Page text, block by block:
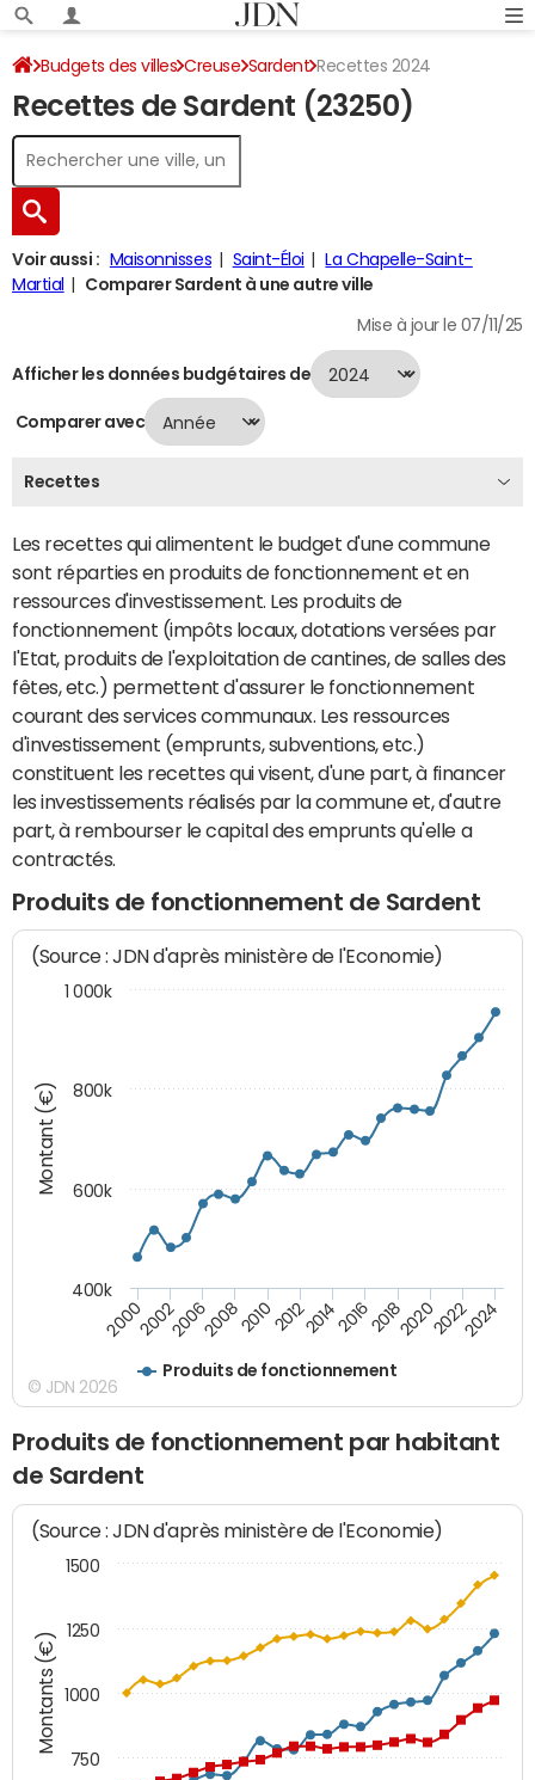
Budgets des villes Creuse Sardent Recettes 2024
Recettes de Sardent (23250)
Voir aussi : Maisonnisses Saint-Éloi
La Chapelle-Saint-
Martial
Comparer Sardent à une autre ville
Mise à jour le 07/11/25
Afficher les données budgétaires de
Comparer avec
Recettes
Les recettes qui alimentent le budget d'une commune
sont réparties en produits de fonctionnement et en
ressources d'investissement. Les produits de
fonctionnement (impôts locaux, dotations versées par
l'Etat, produits de l'exploitation de cantines, de salles des
fêtes, etc.) permettent d'assurer le fonctionnement
courant des services communaux. Les ressources
d'investissement (emprunts, subventions, etc.)
constituent les recettes qui visent, d'une part, à financer
les investissements réalisés par la commune et, d'autre
part, à rembourser le capital des emprunts qu'elle a
contractés.
Produits de fonctionnement de Sardent
Montant (€)
(Source : JDN d'après ministère de l'Economie)
Produits de fonctionnement
200020022006200820102012201420162018202020222024
400k
600k
800k
1 000k
© JDN 2026
Produits de fonctionnement par habitant
de Sardent
Montants (€)
(Source : JDN d'après ministère de l'Economie)
750
1000
1250
1500